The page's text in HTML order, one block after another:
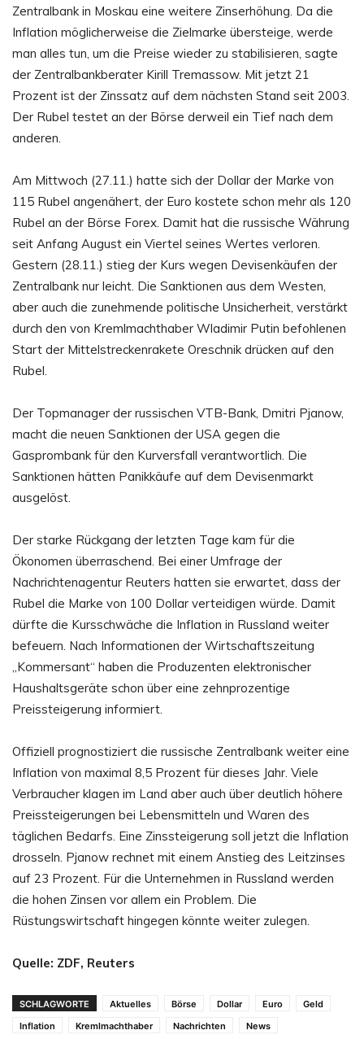
Zentralbank in Moskau eine weitere Zinserhöhung. Da die
Inflation möglicherweise die Zielmarke übersteige, werde
man alles tun, um die Preise wieder zu stabilisieren, sagte
der Zentralbankberater Kirill Tremassow. Mit jetzt 21
Prozent ist der Zinssatz auf dem nächsten Stand seit 2003.
Der Rubel testet an der Börse derweil ein Tief nach dem
anderen.
Am Mittwoch (27.11.) hatte sich der Dollar der Marke von
115 Rubel angenähert, der Euro kostete schon mehr als 120
Rubel an der Börse Forex. Damit hat die russische Währung
seit Anfang August ein Viertel seines Wertes verloren.
Gestern (28.11.) stieg der Kurs wegen Devisenkäufen der
Zentralbank nur leicht. Die Sanktionen aus dem Westen,
aber auch die zunehmende politische Unsicherheit, verstärkt
durch den von Kremlmachthaber Wladimir Putin befohlenen
Start der Mittelstreckenrakete Oreschnik drücken auf den
Rubel.
Der Topmanager der russischen VTB-Bank, Dmitri Pjanow,
macht die neuen Sanktionen der USA gegen die
Gasprombank für den Kurversfall verantwortlich. Die
Sanktionen hätten Panikkäufe auf dem Devisenmarkt
ausgelöst.
Der starke Rückgang der letzten Tage kam für die
Ökonomen überraschend. Bei einer Umfrage der
Nachrichtenagentur Reuters hatten sie erwartet, dass der
Rubel die Marke von 100 Dollar verteidigen würde. Damit
dürfte die Kursschwäche die Inflation in Russland weiter
befeuern. Nach Informationen der Wirtschaftszeitung
„Kommersant“ haben die Produzenten elektronischer
Haushaltsgeräte schon über eine zehnprozentige
Preissteigerung informiert.
Offiziell prognostiziert die russische Zentralbank weiter eine
Inflation von maximal 8,5 Prozent für dieses Jahr. Viele
Verbraucher klagen im Land aber auch über deutlich höhere
Preissteigerungen bei Lebensmitteln und Waren des
täglichen Bedarfs. Eine Zinssteigerung soll jetzt die Inflation
drosseln. Pjanow rechnet mit einem Anstieg des Leitzinses
auf 23 Prozent. Für die Unternehmen in Russland werden
die hohen Zinsen vor allem ein Problem. Die
Rüstungswirtschaft hingegen könnte weiter zulegen.
Quelle: ZDF, Reuters
SCHLAGWORTE Aktuelles Börse Dollar Euro
Geld
Inflation
Kremlmachthaber Nachrichten
News